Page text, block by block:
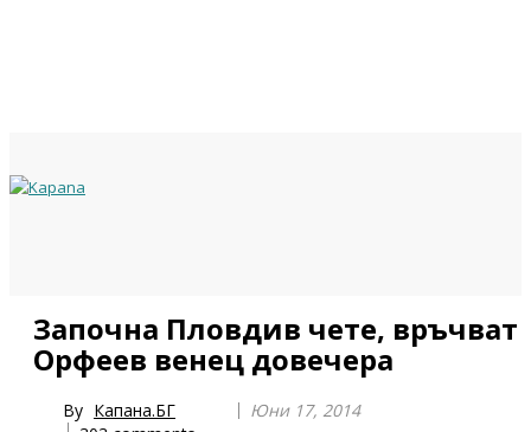
Започна Пловдив чете, връчват
Орфеев венец довечера
By Капана.БГ
Юни 17, 2014
Year
Month
Year
Month